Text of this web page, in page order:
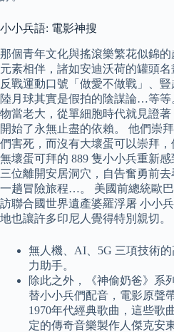
小小兵語: 電影神搜
那個青年文化與搖滾樂繁花似錦
元素相伴，諸如安迪沃荷的罐頭名
反戰運動口號「做愛不做戰」、
陸月球其實是假拍的陰謀論…等
物當老大，從單細胞時代就見證著
開始了永無止盡的依賴。 他們崇
們害死，而沒有大壞蛋可以崇拜
無壞蛋可拜的 889 隻小小兵重新
三位離開安居洞穴，自告奮勇前
一趟冒險旅程…。 美國前總統歐
訪聯合國世界遺產婆羅浮屠 小小
地也讓許多印尼人覺得特別親切。
無人機、AI、5G 三項技術
力助手。
除此之外，《神偷奶爸》系
替小小兵們配音，電影原聲
1970年代經典歌曲，這些歌
定的傳奇音樂製作人傑克安